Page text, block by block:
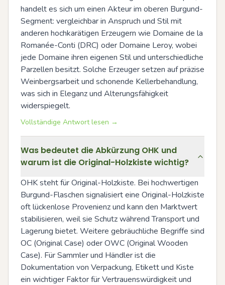
handelt es sich um einen Akteur im oberen Burgund-
Segment: vergleichbar in Anspruch und Stil mit
anderen hochkarätigen Erzeugern wie Domaine de la
Romanée-Conti (DRC) oder Domaine Leroy, wobei
jede Domaine ihren eigenen Stil und unterschiedliche
Parzellen besitzt. Solche Erzeuger setzen auf präzise
Weinbergsarbeit und schonende Kellerbehandlung,
was sich in Eleganz und Alterungsfähigkeit
widerspiegelt.
Vollständige Antwort lesen →
Was bedeutet die Abkürzung OHK und
warum ist die Original-Holzkiste wichtig?
OHK steht für Original-Holzkiste. Bei hochwertigen
Burgund-Flaschen signalisiert eine Original-Holzkiste
oft lückenlose Provenienz und kann den Marktwert
stabilisieren, weil sie Schutz während Transport und
Lagerung bietet. Weitere gebräuchliche Begriffe sind
OC (Original Case) oder OWC (Original Wooden
Case). Für Sammler und Händler ist die
Dokumentation von Verpackung, Etikett und Kiste
ein wichtiger Faktor für Vertrauenswürdigkeit und